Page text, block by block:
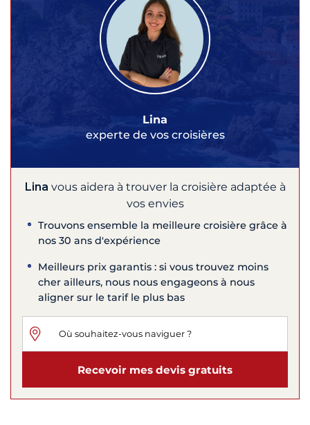
Lina
experte de vos croisières
Lina vous aidera à trouver la croisière adaptée à
vos envies
Trouvons ensemble la meilleure croisière grâce à
nos 30 ans d'expérience
Meilleurs prix garantis : si vous trouvez moins
cher ailleurs, nous nous engageons à nous
aligner sur le tarif le plus bas
Recevoir mes devis gratuits